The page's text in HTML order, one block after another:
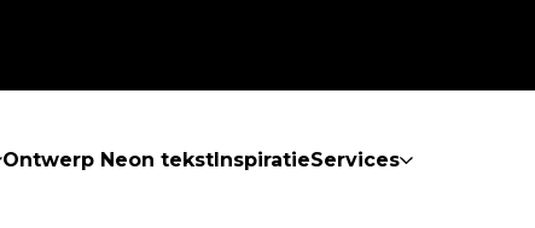
Ontwerp Neon tekstInspiratieServices